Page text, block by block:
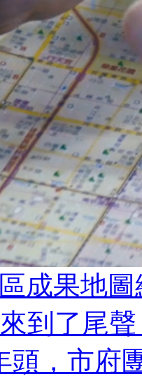
成果地
了尾聲
頭，市府